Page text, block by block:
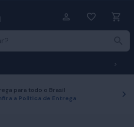
para todo o Brasil
a Política de Entrega